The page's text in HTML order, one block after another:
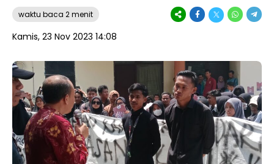
waktu baca 2 menit
Kamis, 23 Nov 2023 14:08